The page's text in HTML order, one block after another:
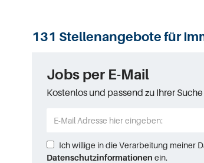
131 Stellenangebote für
Jobs per E-Mail
Kostenlos und passend zu Ihrer Suche
Ich willige in die Verarbeitung meiner
Datenschutzinformationen ein.